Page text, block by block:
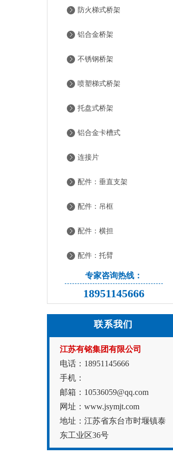
防火梯式桥架
铝合金桥架
不锈钢桥架
喷塑梯式桥架
托盘式桥架
铝合金卡槽式
连接片
配件：垂直支架
配件：吊框
配件：横担
配件：托臂
专家咨询热线：
18951145666
联系我们
江苏有铭集团有限公司
电话：18951145666
手机：
邮箱：10536059@qq.com
网址：www.jsymjt.com
地址：江苏省东台市时堰镇泰
东工业区36号